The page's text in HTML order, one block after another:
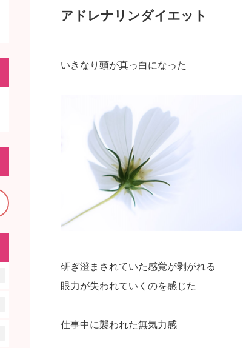
アドレナリンダイエット
いきなり頭が真っ白になった
研ぎ澄まされていた感覚が剥がれる
眼力が失われていくのを感じた
仕事中に襲われた無気力感